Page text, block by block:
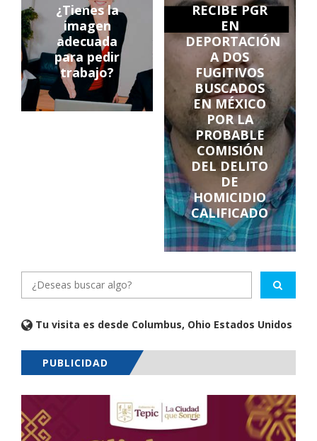
¿Tienes la
imagen
adecuada
para pedir
trabajo?
RECIBE PGR
EN
DEPORTACIÓN
A DOS
FUGITIVOS
BUSCADOS
EN MÉXICO
POR LA
PROBABLE
COMISIÓN
DEL DELITO
DE
HOMICIDIO
CALIFICADO
Tu visita es desde Columbus, Ohio Estados Unidos
PUBLICIDAD